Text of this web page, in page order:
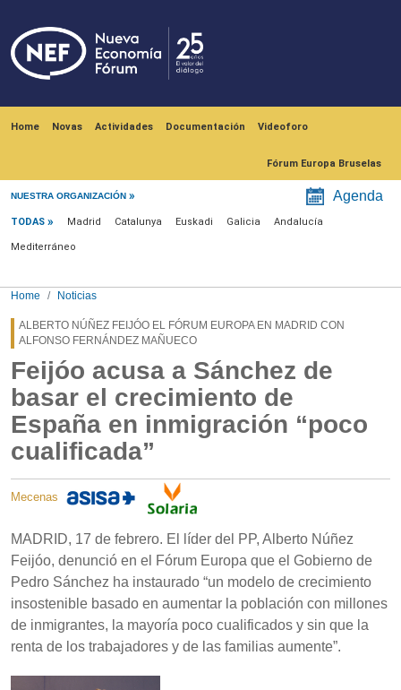
Home Novas Actividades Documentación Videoforo
Fórum Europa Bruselas
NUESTRA ORGANIZACIÓN Agenda
Menú noticias
TODAS Madrid Catalunya Euskadi Galicia Andalucía
Mediterráneo
Home Noticias
ALBERTO NÚÑEZ FEIJÓO EL FÓRUM EUROPA EN MADRID CON
ALFONSO FERNÁNDEZ MAÑUECO
Feijóo acusa a Sánchez de
basar el crecimiento de
España en inmigración “poco
cualificada”
Mecenas
MADRID, 17 de febrero. El líder del PP, Alberto Núñez
Feijóo, denunció en el Fórum Europa que el Gobierno de
Pedro Sánchez ha instaurado “un modelo de crecimiento
insostenible basado en aumentar la población con millones
de inmigrantes, la mayoría poco cualificados y sin que la
renta de los trabajadores y de las familias aumente”.